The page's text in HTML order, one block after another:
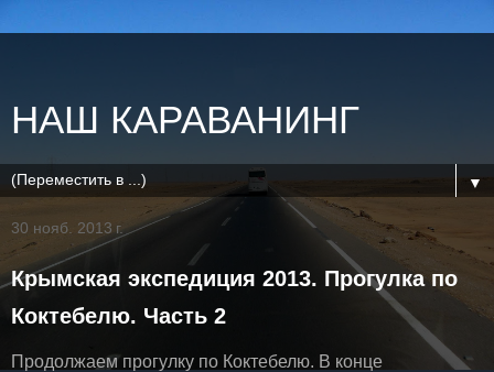
НАШ КАРАВАНИНГ
▼
30 нояб. 2013 г.
Крымская экспедиция 2013. Прогулка по
Коктебелю. Часть 2
Продолжаем прогулку по Коктебелю. В конце